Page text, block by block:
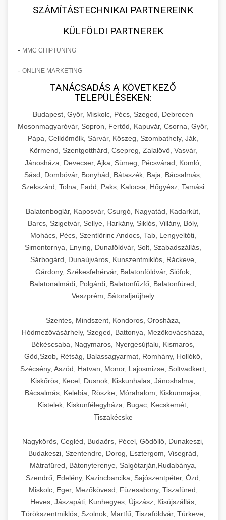
SZÁMÍTÁSTECHNIKAI PARTNEREINK
KÜLFÖLDI PARTNEREK
- MMC CHIPTUNING
- ONLINE MARKETING
TANÁCSADÁS A KÖVETKEZŐ
TELEPÜLÉSEKEN:
Budapest, Győr, Miskolc, Pécs, Szeged, Debrecen
Mosonmagyaróvár, Sopron, Fertőd, Kapuvár, Csorna, Győr,
Pápa, Celldömölk, Sárvár, Kőszeg, Szombathely, Ják,
Körmend, Szentgotthárd, Csepreg, Zalalövő, Vasvár,
Jánosháza, Devecser, Ajka, Sümeg, Pécsvárad, Komló,
Sásd, Dombóvár, Bonyhád, Bátaszék, Baja, Bácsalmás,
Szekszárd, Tolna, Fadd, Paks, Kalocsa, Hőgyész, Tamási
Balatonboglár, Kaposvár, Csurgó, Nagyatád, Kadarkút,
Barcs, Szigetvár, Sellye, Harkány, Siklós, Villány, Bóly,
Mohács, Pécs, Szentlőrinc Andocs, Tab, Lengyeltóti,
Simontornya, Enying, Dunaföldvár, Solt, Szabadszállás,
Sárbogárd, Dunaújváros, Kunszentmiklós, Ráckeve,
Gárdony, Székesfehérvár, Balatonföldvár, Siófok,
Balatonalmádi, Polgárdi, Balatonfűzfő, Balatonfüred,
Veszprém, Sátoraljaújhely
Szentes, Mindszent, Kondoros, Orosháza,
Hódmezővásárhely, Szeged, Battonya, Mezőkovácsháza,
Békéscsaba, Nagymaros, Nyergesújfalu, Kismaros,
Göd,Szob, Rétság, Balassagyarmat, Romhány, Hollókő,
Szécsény, Aszód, Hatvan, Monor, Lajosmizse, Soltvadkert,
Kiskőrös, Kecel, Dusnok, Kiskunhalas, Jánoshalma,
Bácsalmás, Kelebia, Röszke, Mórahalom, Kiskunmajsa,
Kistelek, Kiskunfélegyháza, Bugac, Kecskemét,
Tiszakécske
Nagykörös, Cegléd, Budaörs, Pécel, Gödöllő, Dunakeszi,
Budakeszi, Szentendre, Dorog, Esztergom, Visegrád,
Mátrafüred, Bátonyterenye, Salgótarján,Rudabánya,
Szendrő, Edelény, Kazincbarcika, Sajószentpéter, Ózd,
Miskolc, Eger, Mezőkövesd, Füzesabony, Tiszafüred,
Heves, Jászapáti, Kunhegyes, Újszász, Kisújszállás,
Törökszentmiklós, Szolnok, Martfű, Tiszaföldvár, Túrkeve,